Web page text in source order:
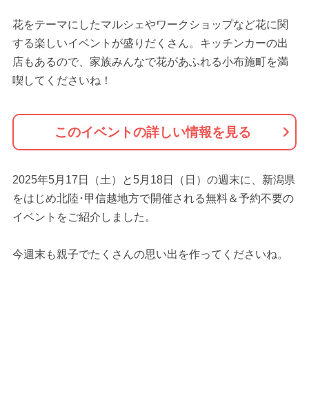
花をテーマにしたマルシェやワークショップなど花に関
する楽しいイベントが盛りだくさん。キッチンカーの出
店もあるので、家族みんなで花があふれる小布施町を満
喫してくださいね！
このイベントの詳しい情報を見る
2025年5月17日（土）と5月18日（日）の週末に、新潟県
をはじめ北陸･甲信越地方で開催される無料＆予約不要の
イベントをご紹介しました。
今週末も親子でたくさんの思い出を作ってくださいね。